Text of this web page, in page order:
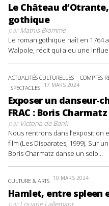
Le Château
gothique
parMathis Blomme
Le roman gothique naît en 1764
Walpole, récit qui a eu une
ACTUALITÉS CULTURELLES COMPTES
SPECTACLES 17 MARS 2024
Exposer un danseur-
FRAC : Boris Charmatz
parVictoria de Bank
Nous rentrons dans
film (Les Disparates, 1999). Sur
Boris Charmatz danse un solo...
CULTURE & ARTS 10 MARS 2024
Hamlet, entre spleen
parLouane Lallemant